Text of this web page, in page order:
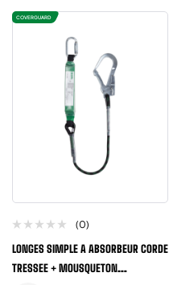
COVERGUARD
(0)
LONGES SIMPLE A ABSORBEUR CORDE
TRESSEE + MOUSQUETON